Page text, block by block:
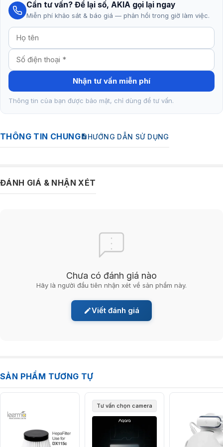
Cần tư vấn? Để lại số, AKIA gọi lại ngay
Miễn phí khảo sát & báo giá — phản hồi trong giờ làm việc.
Nhận tư vấn miễn phí
Thông tin của bạn được bảo mật, chỉ dùng để tư vấn.
THÔNG TIN CHUNG HƯỚNG DẪN SỬ DỤNG
ĐÁNH GIÁ & NHẬN XÉT
Chưa có đánh giá nào
Hãy là người đầu tiên nhận xét về sản phẩm này.
Viết đánh giá
SẢN PHẨM TƯƠNG TỰ
Tư vấn chọn camera